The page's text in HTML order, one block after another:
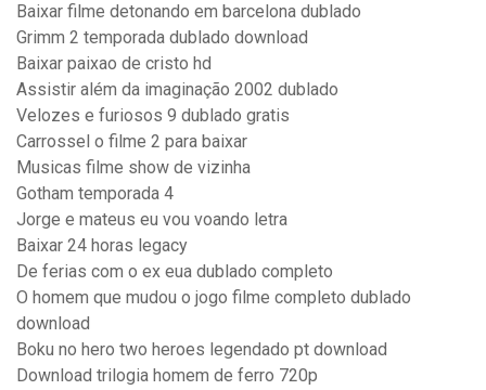
Baixar filme detonando em barcelona dublado
Grimm 2 temporada dublado download
Baixar paixao de cristo hd
Assistir além da imaginação 2002 dublado
Velozes e furiosos 9 dublado gratis
Carrossel o filme 2 para baixar
Musicas filme show de vizinha
Gotham temporada 4
Jorge e mateus eu vou voando letra
Baixar 24 horas legacy
De ferias com o ex eua dublado completo
O homem que mudou o jogo filme completo dublado
download
Boku no hero two heroes legendado pt download
Download trilogia homem de ferro 720p